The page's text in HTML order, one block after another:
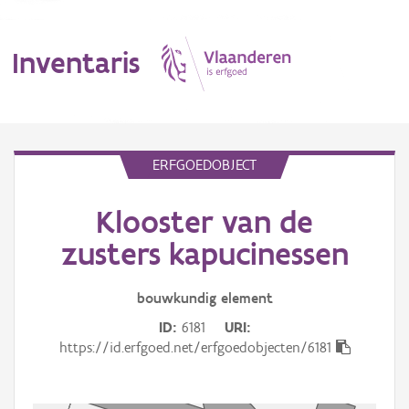
Inventaris
Aanduidingsobject
ERFGOEDOBJECT
Klooster van de
zusters kapucinessen
bouwkundig element
ID 6181
URI
https://id.erfgoed.net/erfgoedobjecten/6181